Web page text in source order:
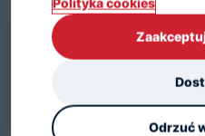
Odrzuć
Satysfakcja
Pracujemy
do wieku,
indywidualnego